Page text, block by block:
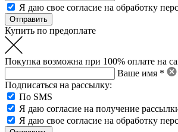
Я даю свое согласие на обработку
Купить по предоплате
Покупка возможна при 100% оплате на
Ваше имя *
Подписаться на рассылку:
По SMS
Я даю согласие на получение
Я даю свое согласие на обработку